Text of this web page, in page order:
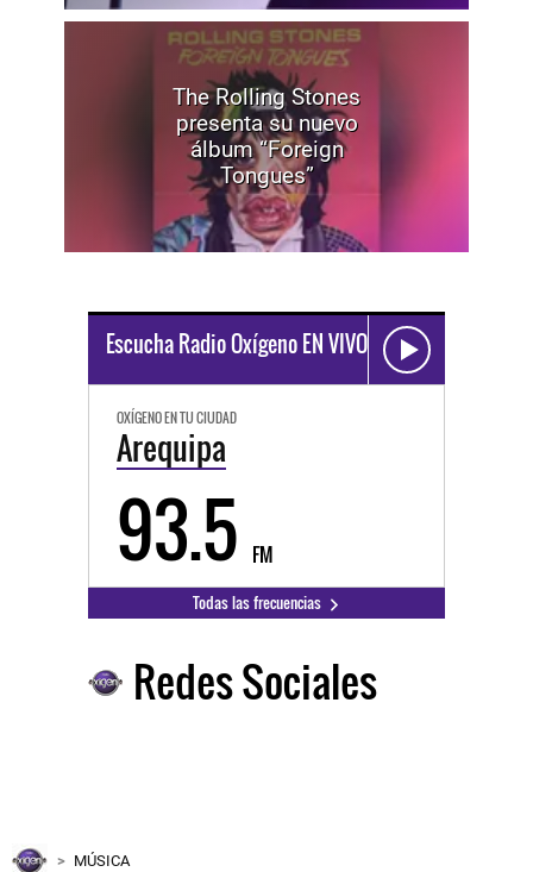
The Rolling Stones
presenta su nuevo
álbum “Foreign
Tongues”
Escucha Radio Oxígeno EN VIVO
OXÍGENO EN TU CIUDAD
Arequipa
93.5 FM
Todas las frecuencias
Redes Sociales
MÚSICA